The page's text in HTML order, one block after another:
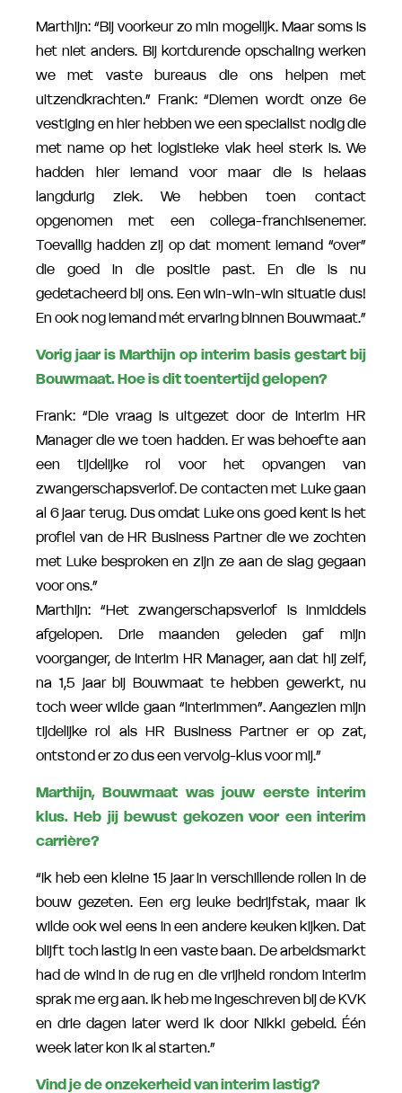
Marthijn: “Bij voorkeur zo min mogelijk. Maar soms is
het niet anders. Bij kortdurende opschaling werken
we met vaste bureaus die ons helpen met
uitzendkrachten.” Frank: “Diemen wordt onze 6e
vestiging en hier hebben we een specialist nodig die
met name op het logistieke vlak heel sterk is. We
hadden hier iemand voor maar die is helaas
langdurig ziek. We hebben toen contact
opgenomen met een collega-franchisenemer.
Toevallig hadden zij op dat moment iemand “over”
die goed in die positie past. En die is nu
gedetacheerd bij ons. Een win-win-win situatie dus!
En ook nog iemand mét ervaring binnen Bouwmaat.”
Vorig jaar is Marthijn op interim basis gestart bij
Bouwmaat. Hoe is dit toentertijd gelopen?
Frank: “Die vraag is uitgezet door de Interim HR
Manager die we toen hadden. Er was behoefte aan
een tijdelijke rol voor het opvangen van
zwangerschapsverlof. De contacten met Luke gaan
al 6 jaar terug. Dus omdat Luke ons goed kent is het
profiel van de HR Business Partner die we zochten
met Luke besproken en zijn ze aan de slag gegaan
voor ons.”
Marthijn: “Het zwangerschapsverlof is inmiddels
afgelopen. Drie maanden geleden gaf mijn
voorganger, de Interim HR Manager, aan dat hij zelf,
na 1,5 jaar bij Bouwmaat te hebben gewerkt, nu
toch weer wilde gaan “interimmen”. Aangezien mijn
tijdelijke rol als HR Business Partner er op zat,
ontstond er zo dus een vervolg-klus voor mij.”
Marthijn, Bouwmaat was jouw eerste interim
klus. Heb jij bewust gekozen voor een interim
carrière?
“Ik heb een kleine 15 jaar in verschillende rollen in de
bouw gezeten. Een erg leuke bedrijfstak, maar ik
wilde ook wel eens in een andere keuken kijken. Dat
blijft toch lastig in een vaste baan. De arbeidsmarkt
had de wind in de rug en die vrijheid rondom interim
sprak me erg aan. Ik heb me ingeschreven bij de KVK
en drie dagen later werd ik door Nikki gebeld. Één
week later kon ik al starten.”
Vind je de onzekerheid van interim lastig?